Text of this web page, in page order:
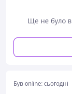
Ще не було
Був online:сьогодні